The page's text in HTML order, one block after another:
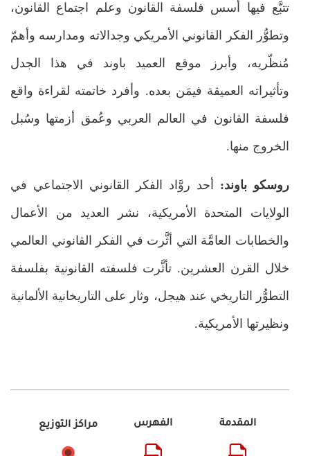
تتبَّع فيها أُسس فلسفة القانون وعلم اجتماع القانون،
وتطوُّر الفكر القانوني الأمريكي وجدالاته ومدارسه وأهمّ
مُنظّريه، وأبرز موقع العميد باوند في هذا الجدل
وتأثيراته العميقة فيمَن بعده. وأفرد خاتمته لقراءة واقع
فلسفة القانون في العالم العربي وعُمق أزمتها وسُبل
الخروج منها.
روسكو باوند:أحد روَّاد الفكر القانوني الاجتماعي في
الولايات المتحدة الأمريكية، نشر العديد من الأعمال
والخطابات العامَّة التي أثَّرت في الفكر القانوني العالمي
خلال القرن العشرين. تأثَّرت فلسفته القانونية بفلسفة
التطوُّر التاريخي عند هيجل، وثار على التاريخانية الألمانية
ونظيرتها الأمريكية.
المقدمة الفهرس مراكز التوزيع